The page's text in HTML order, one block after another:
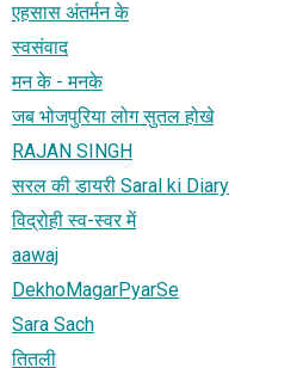
एहसास अंतर्मन के
स्वसंवाद
मन के - मनके
जब भोजपुरिया लोग सुतल होखे
RAJAN SINGH
सरल की डायरी Saral ki Diary
विद्रोही स्व-स्वर में
aawaj
DekhoMagarPyarSe
Sara Sach
तितली